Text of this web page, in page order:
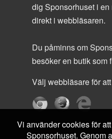
dig Sponsorhuset i
direkt i webbläsaren.
Du påminns om
besöker en butik som
Välj webbläsare för
Vi använder cookies för
Sponsorhuset. Genom